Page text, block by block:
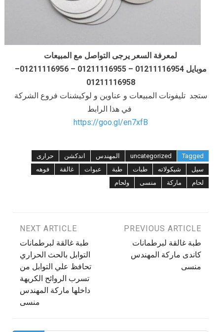
لمعرفة السعر يرجى التواصل مع المبيعات
موبايل 01211116954 – 01211116955 – 01211116956–
01211116958
ستجد تليفونات المبيعات و عناوين و لوكيشنات فروع الشركة
في هذا الرابط
https://goo.gl/en7xfB
Tagged
uncategorized المهندس اندكشن
حرارى
سيل
شيكولاته طبات طبة عبوات غالقة
فوهه
لحام
ماركة منسى ولحام
تصفّح
المقالات
PREVIOUS ARTICLE
طبة غالقة لبرطمانات
كاندى ماركة المهندس
منسى
NEXT ARTICLE
طبة غالقة لبرطمانات
التوابل بالحث الحراري
تحافظ علي التوابل من
تسرب الروائح الكريهة
داخلها ماركة المهندس
منسى